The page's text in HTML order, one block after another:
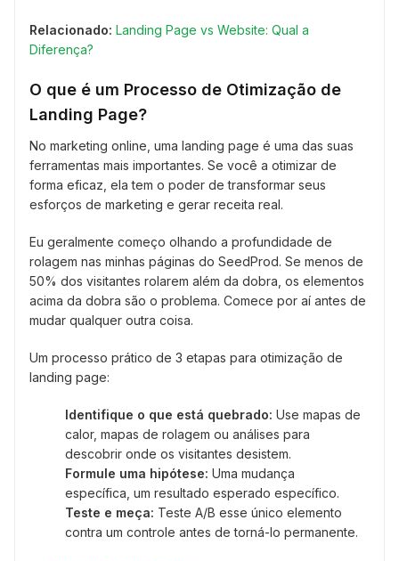
Relacionado: Landing Page vs Website: Qual a
Diferença?
O que é um Processo de Otimização de
Landing Page?
No marketing online, uma landing page é uma das suas
ferramentas mais importantes. Se você a otimizar de
forma eficaz, ela tem o poder de transformar seus
esforços de marketing e gerar receita real.
Eu geralmente começo olhando a profundidade de
rolagem nas minhas páginas do SeedProd. Se menos de
50% dos visitantes rolarem além da dobra, os elementos
acima da dobra são o problema. Comece por aí antes de
mudar qualquer outra coisa.
Um processo prático de 3 etapas para otimização de
landing page:
Identifique o que está quebrado: Use mapas de
calor, mapas de rolagem ou análises para
descobrir onde os visitantes desistem.
Formule uma hipótese: Uma mudança
específica, um resultado esperado específico.
Teste e meça: Teste A/B esse único elemento
contra um controle antes de torná-lo permanente.